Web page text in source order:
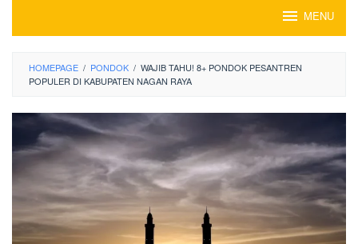
MENU
HOMEPAGE / PONDOK / WAJIB TAHU! 8+ PONDOK PESANTREN
POPULER DI KABUPATEN NAGAN RAYA